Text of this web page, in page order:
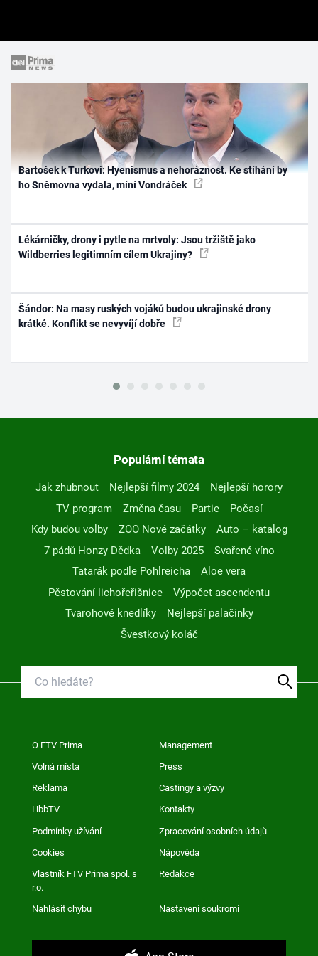
Bartošek k Turkovi: Hyenismus a nehoráznost. Ke stíhání by
ho Sněmovna vydala, míní Vondráček
Lékárničky, drony i pytle na mrtvoly: Jsou tržiště jako
Wildberries legitimním cílem Ukrajiny?
Šándor: Na masy ruských vojáků budou ukrajinské drony
krátké. Konflikt se nevyvíjí dobře
Populární témata
Jak zhubnout Nejlepší filmy 2024
Nejlepší horory
TV program
Změna času Partie
Počasí
Kdy budou volby
ZOO Nové začátky
Auto – katalog
7 pádů Honzy Dědka
Volby 2025
Svařené víno
Tatarák podle Pohlreicha
Aloe vera
Pěstování lichořeřišnice
Výpočet ascendentu
Tvarohové knedlíky
Nejlepší palačinky
Švestkový koláč
O FTV Prima Management
Volná místa Press
Reklama Castingy a výzvy
HbbTV Kontakty
Podmínky užívání Zpracování osobních údajů
Cookies Nápověda
Vlastník FTV Prima spol. s
r.o.
Redakce
Nahlásit chybu Nastavení soukromí